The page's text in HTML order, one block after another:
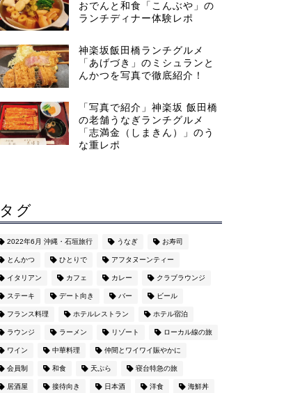
おでんと和食「こんぶや」の
ランチディナー体験レポ
神楽坂飯田橋ランチグルメ
「あげづき」のミシュランと
んかつを写真で徹底紹介！
「写真で紹介」神楽坂 飯田橋
の老舗うなぎランチグルメ
「志満金（しまきん）」のう
な重レポ
タグ
2022年6月 沖縄・石垣旅行 うなぎ お寿司
とんかつ ひとりで アフタヌーンティー
イタリアン カフェ カレー クラブラウンジ
ステーキ デート向き バー ビール
フランス料理 ホテルレストラン ホテル宿泊
ラウンジ ラーメン リゾート ローカル線の旅
ワイン 中華料理 仲間とワイワイ賑やかに
会員制 和食 天ぷら 寝台特急の旅
居酒屋 接待向き 日本酒 洋食 海鮮丼